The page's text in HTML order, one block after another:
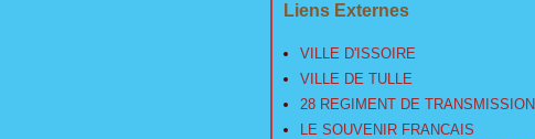
Liens Externes
VILLE D'ISSOIRE
VILLE DE TULLE
28 REGIMENT DE TRANSMISSION
LE SOUVENIR FRANCAIS